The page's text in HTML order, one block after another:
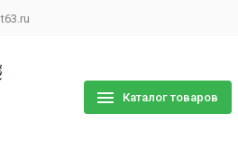
Каталог товаров